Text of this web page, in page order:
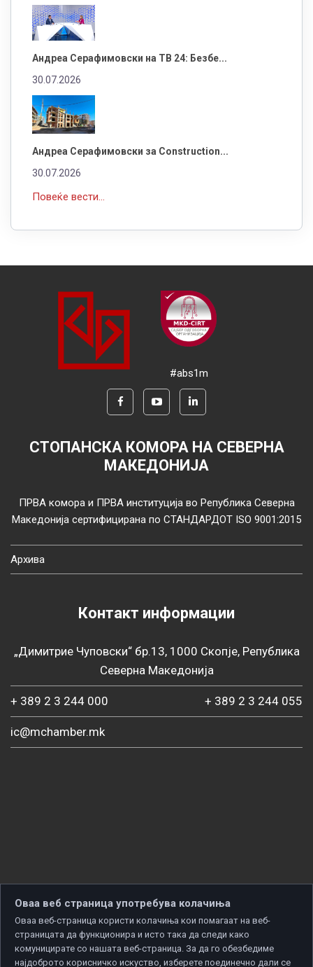
Андреа Серафимовски на ТВ 24: Безбе...
30.07.2026
Андреа Серафимовски за Construction...
30.07.2026
Повеќе вести...
#abs1m
СТОПАНСКА КОМОРА НА СЕВЕРНА
МАКЕДОНИЈА
ПРВА комора и ПРВА институција во Република Северна
Македонија сертифицирана по СТАНДАРДОТ ISO 9001:2015
Архива
Контакт информации
„Димитрие Чуповски“ бр.13, 1000 Скопје, Република
Северна Македонија
+ 389 2 3 244 000 + 389 2 3 244 055
ic@mchamber.mk
Оваа веб страница употребува колачиња
Оваа веб-страница користи колачиња кои помагаат на веб-
страницата да функционира и исто така да следи како
комуницирате со нашата веб-страница. За да го обезбедиме
најдоброто корисничко искуство, изберете поединечно дали се